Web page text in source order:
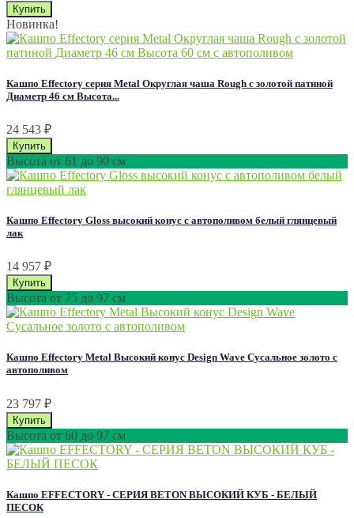
Новинка!
Кашпо Effectory серия Metal Округлая чаша Rough с золотой патиной
Диаметр 46 см Высота...
24 543 ₽
Высота от 61 до 90 см
Кашпо Effectory Gloss высокий конус с автополивом белый глянцевый
лак
14 957 ₽
Высота от 75 до 97 см
Кашпо Effectory Metal Высокий конус Design Wave Сусальное золото с
автополивом
23 797 ₽
Высота от 60 до 97 см
Кашпо EFFECTORY - СЕРИЯ BETON ВЫСОКИЙ КУБ - БЕЛЫЙ
ПЕСОК